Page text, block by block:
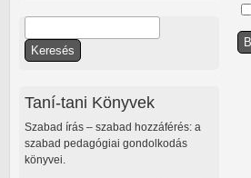
Keresés űrlap
Taní-tani Könyvek
Szabad írás – szabad hozzáférés: a
szabad pedagógiai gondolkodás
könyvei.